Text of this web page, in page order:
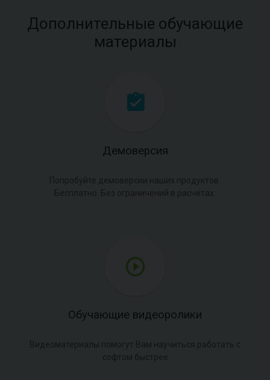
Дополнительные обучающие
материалы
Демоверсия
Попробуйте демоверсии наших продуктов.
Бесплатно. Без ограничений в расчётах.
Обучающие видеоролики
Видеоматериалы помогут Вам научиться работать с
софтом быстрее